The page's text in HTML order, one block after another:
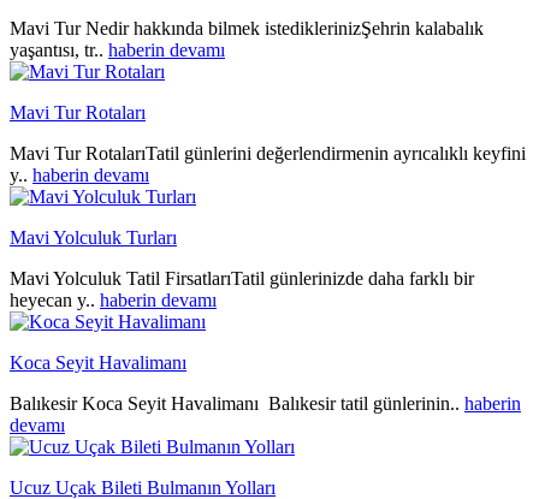
Mavi Tur Nedir hakkında bilmek istediklerinizŞehrin kalabalık
yaşantısı, tr.. haberin devamı
Mavi Tur Rotaları
Mavi Tur RotalarıTatil günlerini değerlendirmenin ayrıcalıklı keyfini
y.. haberin devamı
Mavi Yolculuk Turları
Mavi Yolculuk Tatil FirsatlarıTatil günlerinizde daha farklı bir
heyecan y.. haberin devamı
Koca Seyit Havalimanı
Balıkesir Koca Seyit Havalimanı Balıkesir tatil günlerinin.. haberin
devamı
Ucuz Uçak Bileti Bulmanın Yolları